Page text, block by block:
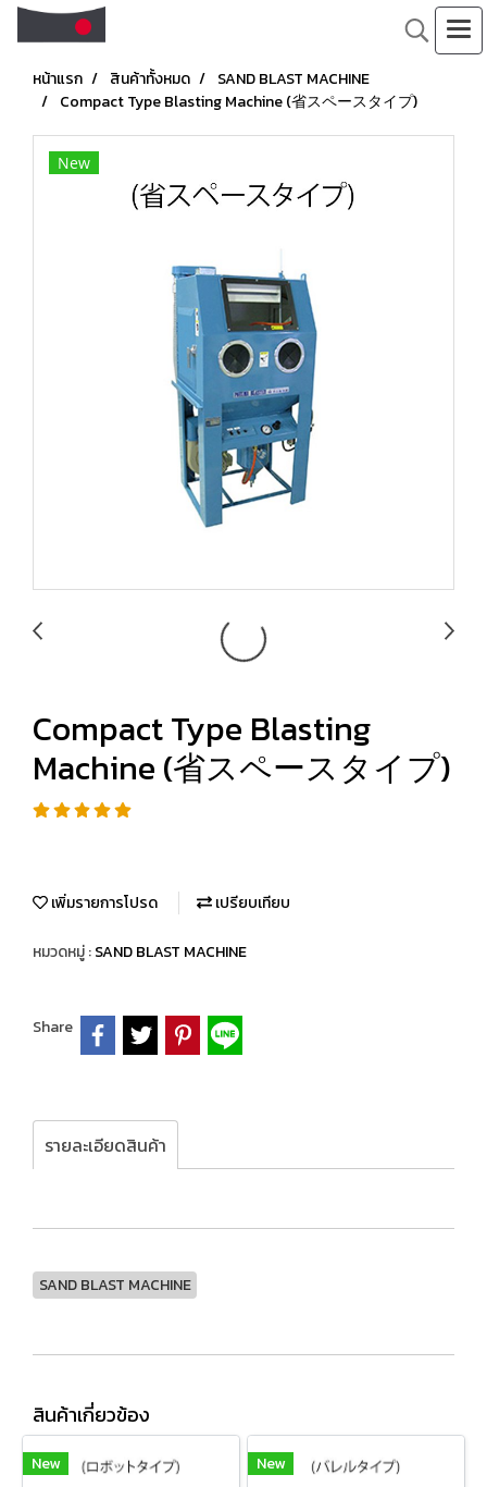
หน้าแรก สินค้าทั้งหมด
SAND BLAST MACHINE
Compact Type Blasting Machine (省スペースタイプ)
New
Compact Type Blasting
Machine (省スペースタイプ)
เพิ่มรายการโปรด เปรียบเทียบ
หมวดหมู่ :SAND BLAST MACHINE
Share
รายละเอียดสินค้า
SAND BLAST MACHINE
สินค้าเกี่ยวข้อง
New New